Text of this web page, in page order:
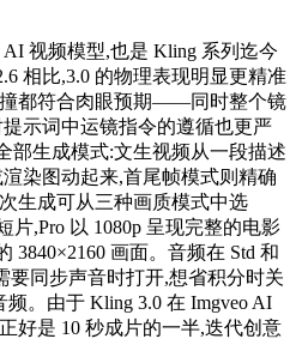
视频模型,也是 Kling 系列迄今
相比,3.0 的物理表现明显更精准
都符合肉眼预期——同时整个镜
示词中运镜指令的遵循也更严
部生成模式:文生视频从一段描述
染图动起来,首尾帧模式则精确
生成可从三种画质模式中选
片,Pro 以 1080p 呈现完整的电影
3840×2160 画面。音频在 Std 和
同步声音时打开,想省积分时关
。由于 Kling 3.0 在 Imgveo AI
好是 10 秒成片的一半,迭代创意